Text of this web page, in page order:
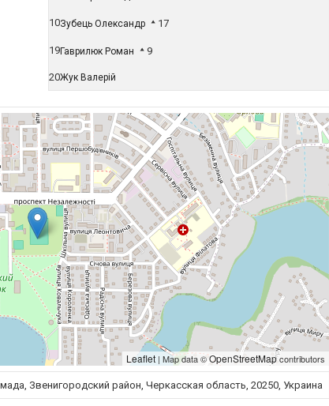
10Зубець Олександр 17
19Гаврилюк Роман 9
20Жук Валерій
Leaflet | Map data ©OpenStreetMapcontributors
Звенигородский район, Черкасская область, 20250, Украина